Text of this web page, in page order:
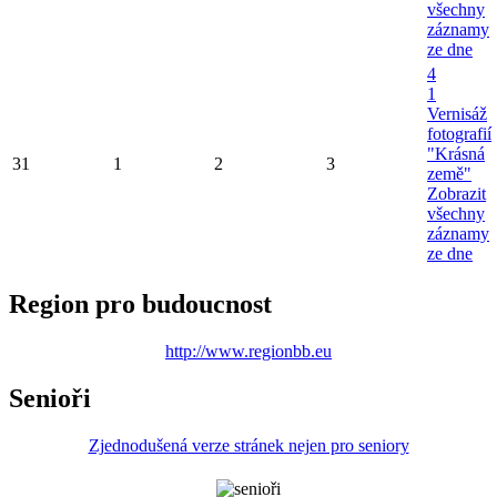
všechny
záznamy
ze dne
31 1 2 3
4
1
Vernisáž
fotografií
"Krásná
země"
Zobrazit
všechny
záznamy
ze dne
Region pro budoucnost
http://www.regionbb.eu
Senioři
Zjednodušená verze stránek nejen pro seniory